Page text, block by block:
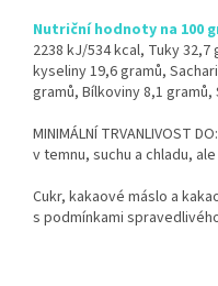
Nutriční hodnoty na 100
2238 kJ/534 kcal, Tuky
kyseliny 19,6 gramů,
gramů, Bílkoviny 8,1 gramů,
MINIMÁLNÍ TRVANLIVOST
v temnu, suchu a chladu,
Cukr, kakaové máslo a
s podmínkami